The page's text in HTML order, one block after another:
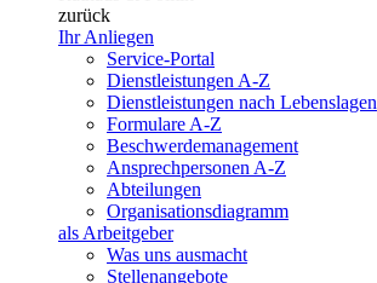
zurück
Ihr Anliegen
Service-Portal
Dienstleistungen A-Z
Dienstleistungen nach Lebenslagen
Formulare A-Z
Beschwerdemanagement
Ansprechpersonen A-Z
Abteilungen
Organisationsdiagramm
als Arbeitgeber
Was uns ausmacht
Stellenangebote